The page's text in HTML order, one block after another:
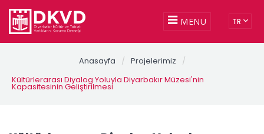
MENU TR
Anasayfa / Projelerimiz
/
Kültürlerarası Diyalog Yoluyla Diyarbakır Müzesi'nin
Kapasitesinin Geliştirilmesi